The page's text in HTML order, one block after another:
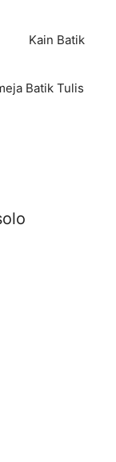
Kain Batik
Batik Tulis